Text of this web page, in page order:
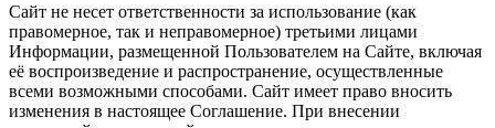
Сайт не несет ответственности за использование (как
правомерное, так и неправомерное) третьими лицами
Информации, размещенной Пользователем на Сайте, включая
её воспроизведение и распространение, осуществленные
всеми возможными способами. Сайт имеет право вносить
изменения в настоящее Соглашение. При внесении